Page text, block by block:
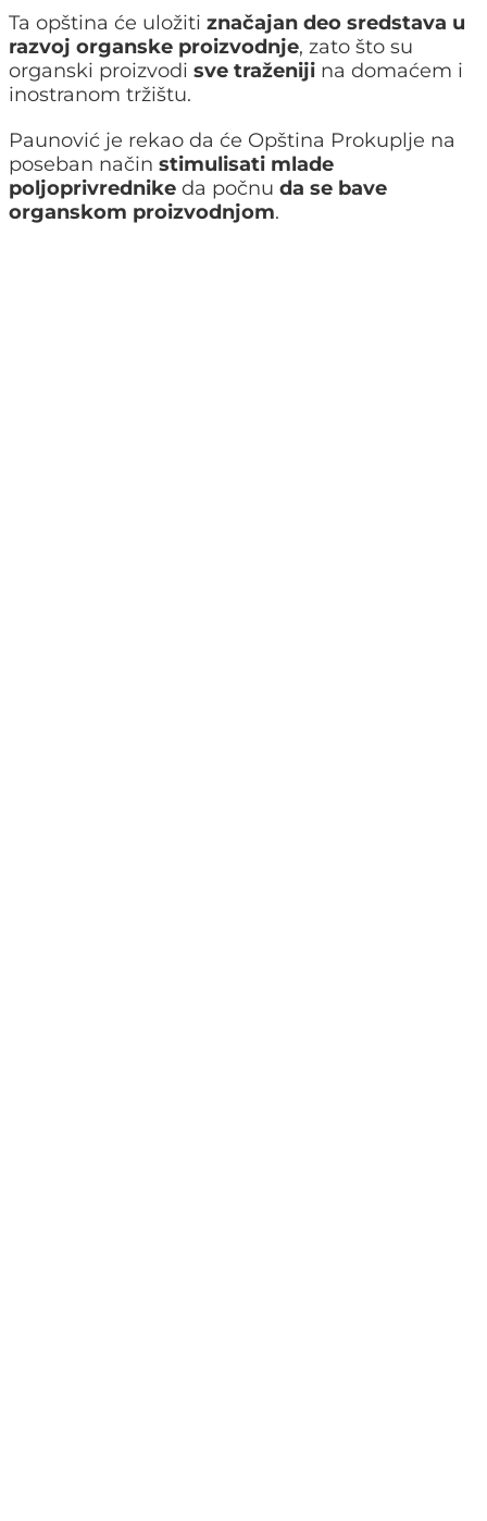
Ta opština će uložiti značajan deo sredstava u
razvoj organske proizvodnje, zato što su
organski proizvodi sve traženiji na domaćem i
inostranom tržištu.
Paunović je rekao da će Opština Prokuplje na
poseban način stimulisati mlade
poljoprivrednike da počnu da se bave
organskom proizvodnjom.